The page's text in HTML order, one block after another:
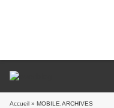
Accueil » MOBILE.ARCHIVES